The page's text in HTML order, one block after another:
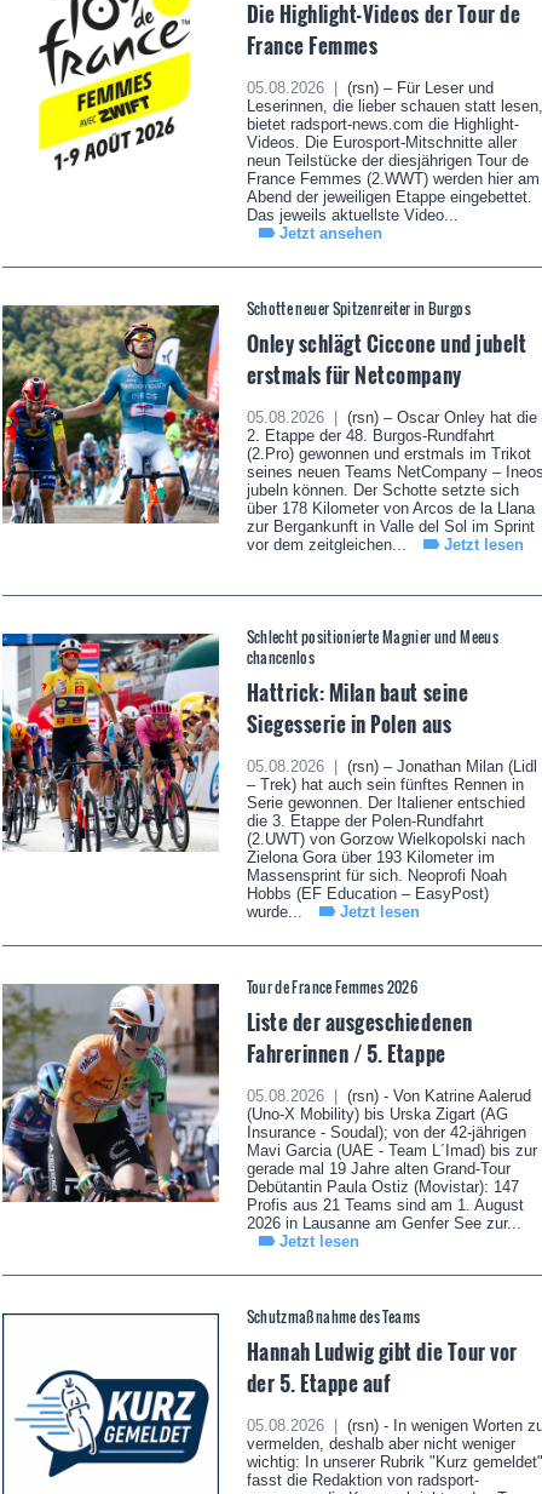
Die Highlight-Videos der Tour de
France Femmes
05.08.2026 |
(rsn) – Für Leser und
Leserinnen, die lieber schauen statt lesen,
bietet radsport-news.com die Highlight-
Videos. Die Eurosport-Mitschnitte aller
neun Teilstücke der diesjährigen Tour de
France Femmes (2.WWT) werden hier am
Abend der jeweiligen Etappe eingebettet.
Das jeweils aktuellste Video...
Jetzt ansehen
Schotte neuer Spitzenreiter in Burgos
Onley schlägt Ciccone und jubelt
erstmals für Netcompany
05.08.2026 |
(rsn) – Oscar Onley hat die
2. Etappe der 48. Burgos-Rundfahrt
(2.Pro) gewonnen und erstmals im Trikot
seines neuen Teams NetCompany –
jubeln können. Der Schotte setzte sich
über 178 Kilometer von Arcos de la Llana
zur Bergankunft in Valle del Sol im Sprint
vor dem zeitgleichen...
Jetzt lesen
Schlecht positionierte Magnier und Meeus
chancenlos
Hattrick: Milan baut seine
Siegesserie in Polen aus
05.08.2026 |
(rsn) – Jonathan Milan (Lidl
– Trek) hat auch sein fünftes Rennen in
Serie gewonnen. Der Italiener entschied
die 3. Etappe der Polen-Rundfahrt
(2.UWT) von Gorzow Wielkopolski nach
Zielona Gora über 193 Kilometer im
Massensprint für sich. Neoprofi Noah
Hobbs (EF Education – EasyPost)
wurde...
Jetzt lesen
Tour de France Femmes 2026
Liste der ausgeschiedenen
Fahrerinnen / 5. Etappe
05.08.2026 |
(rsn) - Von Katrine Aalerud
(Uno-X Mobility) bis Urska Zigart (AG
Insurance - Soudal); von der 42-jährigen
Mavi Garcia (UAE - Team L´Imad) bis zur
gerade mal 19 Jahre alten Grand-Tour
Debütantin Paula Ostiz (Movistar): 147
Profis aus 21 Teams sind am 1. August
2026 in Lausanne am Genfer See zur...
Jetzt lesen
Schutzmaßnahme des Teams
Hannah Ludwig gibt die Tour vor
der 5. Etappe auf
05.08.2026 |
(rsn) - In wenigen Worten
vermelden, deshalb aber nicht weniger
wichtig: In unserer Rubrik "Kurz gemeldet"
fasst die Redaktion von radsport-